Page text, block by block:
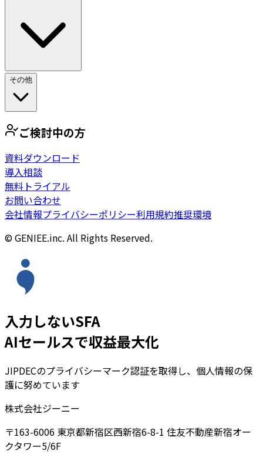
その他
ご検討中の方
資料ダウンロード
導入相談
無料トライアル
お問い合わせ
会社情報プライバシーポリシー利用規約推奨環境
© GENIEE.inc. All Rights Reserved.
入力しないSFA
AIセールスで収益最大化
JIPDECのプライバシーマーク認証を取得し、個人情報の保
護に努めています
株式会社ジーニー
〒163-6006 東京都新宿区西新宿6-8-1 住友不動産新宿オー
クタワー5/6F